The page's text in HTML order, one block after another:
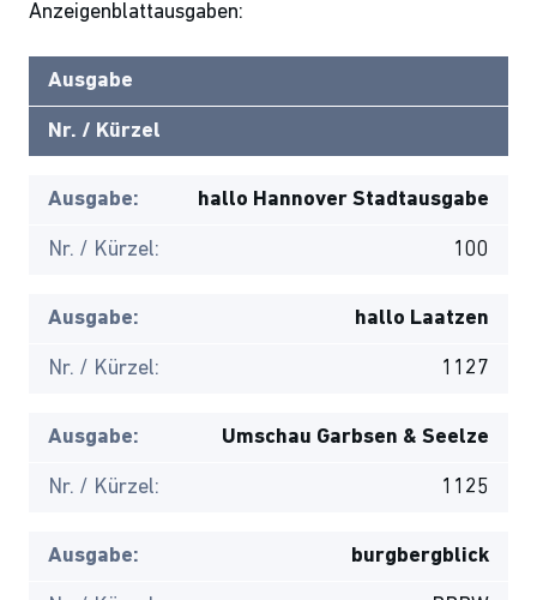
Anzeigenblattausgaben:
Ausgabe
Nr. / Kürzel
Ausgabe: hallo Hannover Stadtausgabe
Nr. / Kürzel: 100
Ausgabe: hallo Laatzen
Nr. / Kürzel: 1127
Ausgabe: Umschau Garbsen & Seelze
Nr. / Kürzel: 1125
Ausgabe: burgbergblick